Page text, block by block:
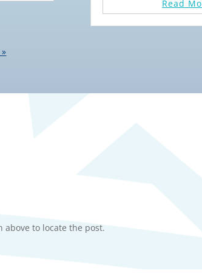
Read
to locate the post.